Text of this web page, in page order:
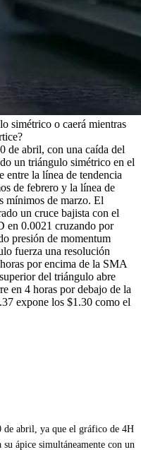
simétrico o caerá mientras
de abril, con una caída del
un triángulo simétrico en el
entre la línea de tendencia
de febrero y la línea de
mínimos de marzo. El
un cruce bajista con el
en 0.0021 cruzando por
presión de momentum
fuerza una resolución
por encima de la SMA
del triángulo abre
en 4 horas por debajo de la
expone los $1.30 como el
de abril, ya que el gráfico de 4H
ápice simultáneamente con un